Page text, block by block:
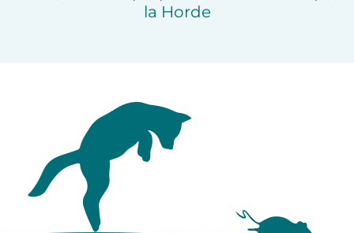
la Horde